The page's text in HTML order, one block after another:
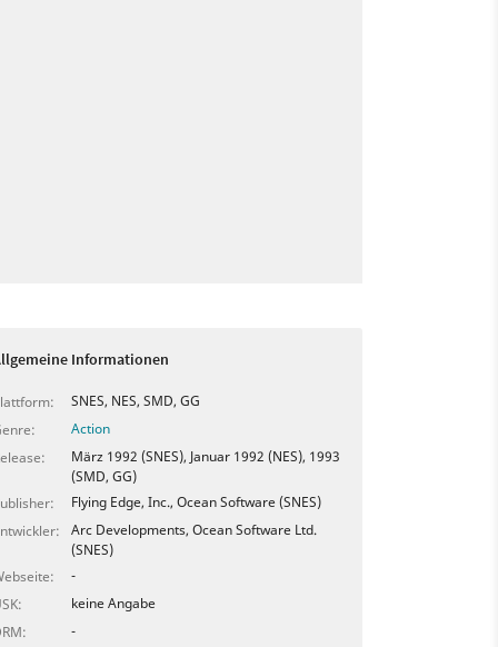
Informationen
SNES, NES, SMD, GG
Action
März 1992 (SNES), Januar 1992 (NES), 1993
(SMD, GG)
Flying Edge, Inc., Ocean Software (SNES)
Arc Developments, Ocean Software Ltd.
(SNES)
-
keine Angabe
-